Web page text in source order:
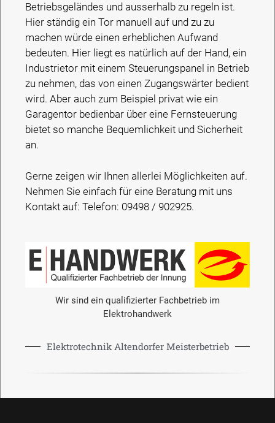
Betriebsgeländes und ausserhalb zu regeln ist.
Hier ständig ein Tor manuell auf und zu zu
machen würde einen erheblichen Aufwand
bedeuten. Hier liegt es natürlich auf der Hand, ein
Industrietor mit einem Steuerungspanel in Betrieb
zu nehmen, das von einen Zugangswärter bedient
wird. Aber auch zum Beispiel privat wie ein
Garagentor bedienbar über eine Fernsteuerung
bietet so manche Bequemlichkeit und Sicherheit
an.
Gerne zeigen wir Ihnen allerlei Möglichkeiten auf.
Nehmen Sie einfach für eine Beratung mit uns
Kontakt auf: Telefon: 09498 / 902925.
Wir sind ein qualifizierter Fachbetrieb im
Elektrohandwerk
Elektrotechnik Altendorfer Meisterbetrieb